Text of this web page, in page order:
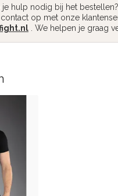
je hulp nodig bij het
op met onze
. We helpen je graag